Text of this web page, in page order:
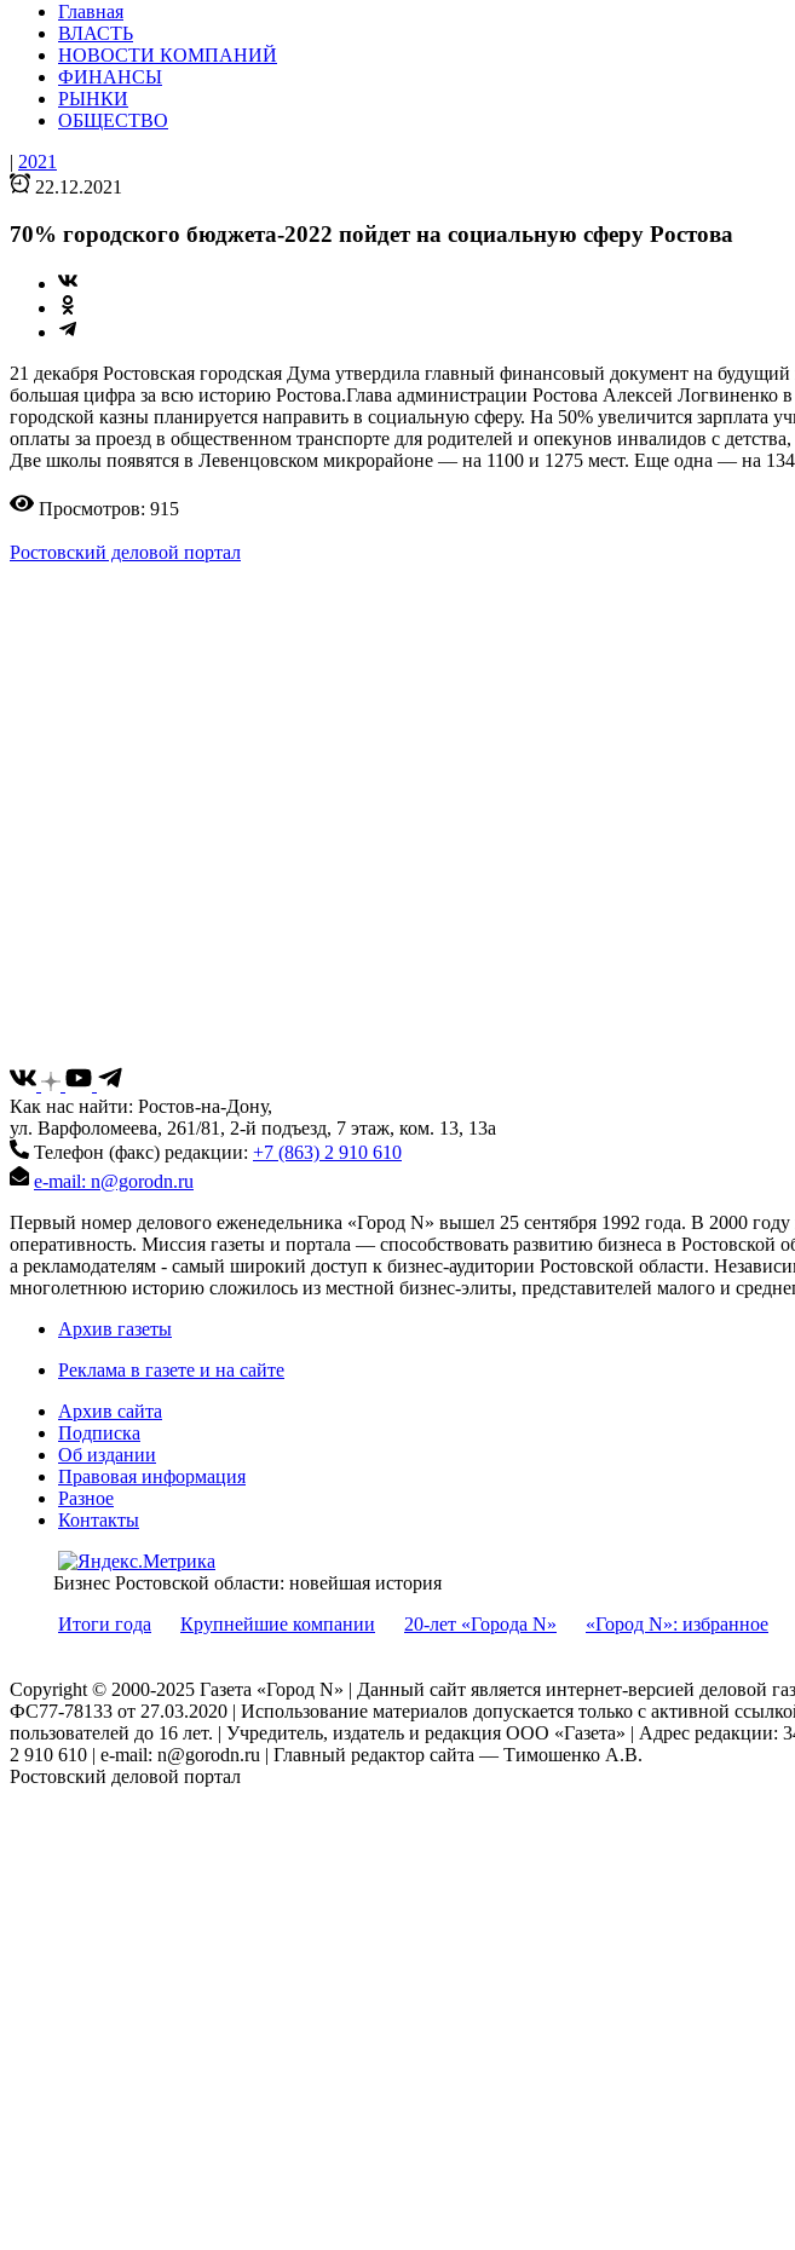
Главная
ВЛАСТЬ
НОВОСТИ КОМПАНИЙ
ФИНАНСЫ
РЫНКИ
ОБЩЕСТВО
| 2021
22.12.2021
70% городского бюджета-2022 пойдет на социальную сферу Ростова
21 декабря Ростовская городская Дума утвердила главный финансовый документ на
большая цифра за всю историю Ростова.Глава администрации Ростова Алексей Логвиненко
городской казны планируется направить в социальную сферу. На 50% увеличится
оплаты за проезд в общественном транспорте для родителей и опекунов инвалидов с
Две школы появятся в Левенцовском микрорайоне — на 1100 и 1275 мест. Еще одна — на
Просмотров: 915
Ростовский деловой портал
Как нас найти: Ростов-на-Дону,
ул. Варфоломеева, 261/81, 2-й подъезд, 7 этаж, ком. 13, 13а
Телефон (факс) редакции: +7 (863) 2 910 610
e-mail: n@gorodn.ru
Первый номер делового еженедельника «Город N» вышел 25 сентября 1992 года. В 2000
оперативность. Миссия газеты и портала — способствовать развитию бизнеса в
а рекламодателям - самый широкий доступ к бизнес-аудитории Ростовской области.
многолетнюю историю сложилось из местной бизнес-элиты, представителей малого и
Архив газеты
Реклама в газете и на сайте
Архив сайта
Подписка
Об издании
Правовая информация
Разное
Контакты
Бизнес Ростовской области: новейшая история
Итоги года
Крупнейшие компании 20-лет «Города N» «Город N»: избранное
Copyright © 2000-2025 Газета «Город N» | Данный сайт является интернет-версией деловой
ФС77-78133 от 27.03.2020 | Использование материалов допускается только с активной
пользователей до 16 лет. | Учредитель, издатель и редакция ООО «Газета» | Адрес
2 910 610 | e-mail: n@gorodn.ru | Главный редактор сайта — Тимошенко А.В.
Ростовский деловой портал